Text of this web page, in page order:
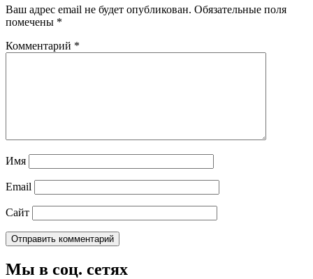
Ваш адрес email не будет опубликован. Обязательные поля
помечены *
Комментарий *
Имя
Email
Сайт
Мы в соц. сетях